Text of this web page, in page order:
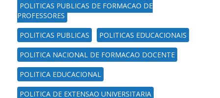
POLITICAS PUBLICAS DE FORMACAO DE
PROFESSORES
POLITICAS PUBLICAS POLITICAS EDUCACIONAIS
POLITICA NACIONAL DE FORMACAO DOCENTE
POLITICA EDUCACIONAL
POLITICA DE EXTENSAO UNIVERSITARIA